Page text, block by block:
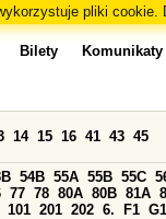
pliki cookie.
Bilety Komunikaty
14 15 16 41 43 45
54B 55A 55B 55C
77 78 80A 80B 81A
101 201 202 6. F1 G1